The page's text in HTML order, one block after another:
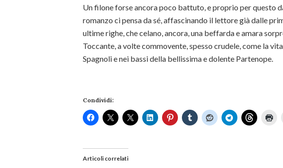
Un filone forse ancora poco battuto, e proprio per questo
romanzo ci pensa da sé, affascinando il lettore già dalle
ultime righe, che celano, ancora, una beffarda e amara
Toccante, a volte commovente, spesso crudele, come la
Spagnoli e nei bassi della bellissima e dolente Partenope.
Condividi:
Articoli correlati